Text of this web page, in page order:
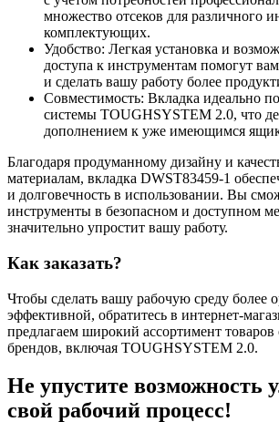
множество отсеков для различного
комплектующих.
Удобство: Легкая установка и
доступа к инструментам помогут
и сделать вашу работу более
Совместимость: Вкладка идеально
системы TOUGHSYSTEM 2.0, что
дополнением к уже имеющимся
Благодаря продуманному дизайну и
материалам, вкладка DWST83459-1
и долговечность в использовании. Вы
инструменты в безопасном и доступном
значительно упростит вашу работу.
Как заказать?
Чтобы сделать вашу рабочую среду более
эффективной, обратитесь в интернет-
предлагаем широкий ассортимент товаров
брендов, включая TOUGHSYSTEM 2.0.
Не упустите возможность
свой рабочий процесс!